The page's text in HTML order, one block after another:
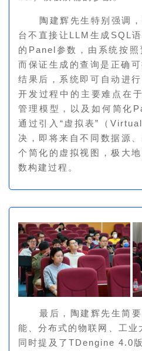
陶建辉先生特别强调
台不直接让LLM生成SQL
的Panel参数，由系统按
而保证生成的查询是正确
结果后，系统即可自动进
开发过程中的主要难点在
管理模型，以及如何简化
通过引入“虚拟表”（
决，即将来自不同数据源
个简化的虚拟视图，极大
数构建过程。
最后，陶建辉先生简
能、分布式的物联网、工业
同时提及了TDengine 4.0